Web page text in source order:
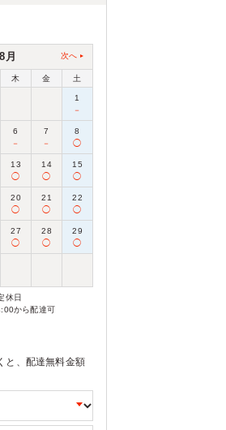
月 次へ
木 金 土
1
－
6
－
7
－
8
◯
13
◯
14
◯
15
◯
20
◯
21
◯
22
◯
27
◯
28
◯
29
◯
休日
から配達可
と、配達無料金額